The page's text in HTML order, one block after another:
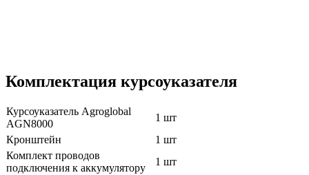
Комплектация курсоуказателя
Курсоуказатель Agroglobal
AGN8000
1 шт
Кронштейн
1 шт
Комплект проводов
подключения к аккумулятору
1 шт